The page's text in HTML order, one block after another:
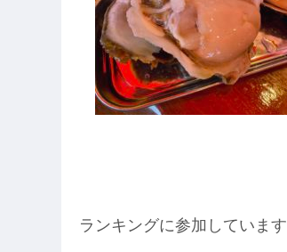
ランキングに参加しています